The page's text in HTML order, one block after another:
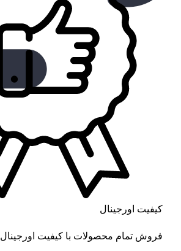
کیفیت اورجینال
فروش تمام محصولات با کیفیت اورجینال